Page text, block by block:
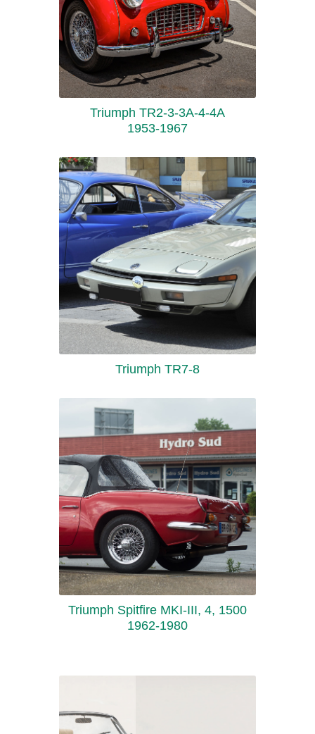
Triumph TR2-3-3A-4-4A
1953-1967
Triumph TR7-8
Triumph Spitfire MKI-III, 4, 1500
1962-1980